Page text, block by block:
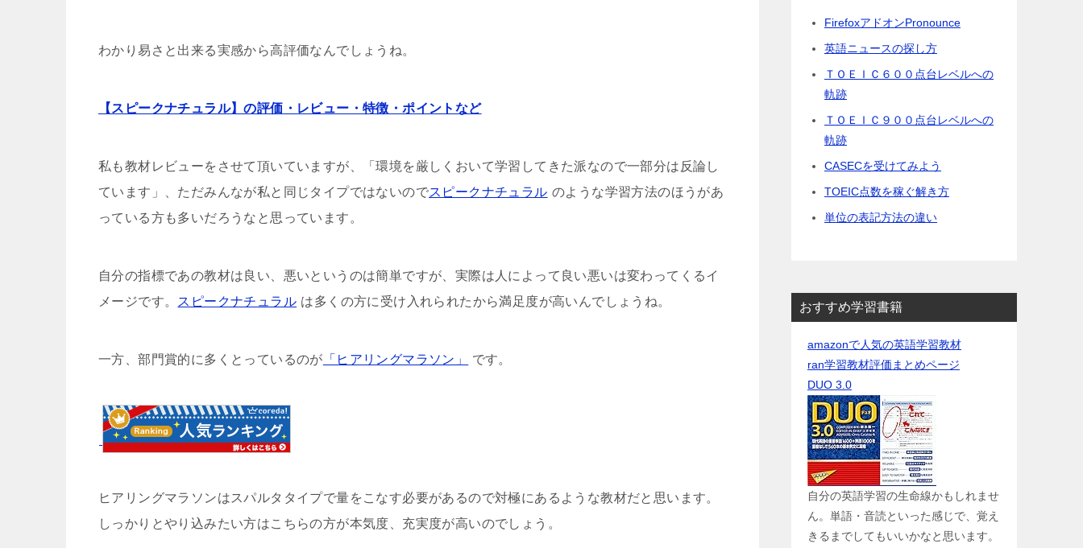
わかり易さと出来る実感から高評価なんでしょうね。
【スピークナチュラル】の評価・レビュー・特徴・ポイントなど
私も教材レビューをさせて頂いていますが、「環境を厳しくおいて学習してきた派なので一部分は反論し
ています」、ただみんなが私と同じタイプではないのでスピークナチュラル のような学習方法のほうがあ
っている方も多いだろうなと思っています。
自分の指標であの教材は良い、悪いというのは簡単ですが、実際は人によって良い悪いは変わってくるイ
メージです。 スピークナチュラル は多くの方に受け入れられたから満足度が高いんでしょうね。
一方、部門賞的に多くとっているのが 「ヒアリングマラソン」 です。
ヒアリングマラソンはスパルタタイプで量をこなす必要があるので対極にあるような教材だと思います。
しっかりとやり込みたい方はこちらの方が本気度、充実度が高いのでしょう。
FirefoxアドオンPronounce
英語ニュースの探し方
ＴＯＥＩＣ６００点台レベルへの
軌跡
ＴＯＥＩＣ９００点台レベルへの
軌跡
CASECを受けてみよう
TOEIC点数を稼ぐ解き方
単位の表記方法の違い
おすすめ学習書籍
amazonで人気の英語学習教材
ran学習教材評価まとめページ
DUO 3.0
自分の英語学習の生命線かもしれませ
ん。単語・音読といった感じで、覚え
きるまでしてもいいかなと思います。